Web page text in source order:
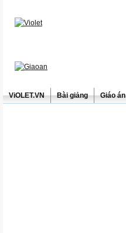
ViOLET.VN Bài giảng Giáo án